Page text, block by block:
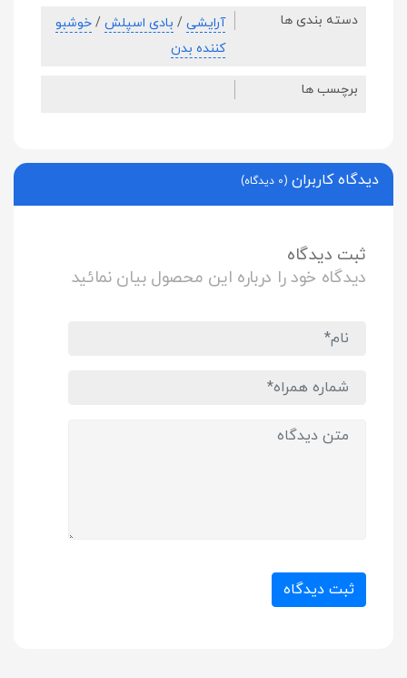
دسته بندی ها آرایشی / بادی اسپلش / خوشبو
کننده بدن
برچسب ها
دیدگاه کاربران (0 دیدگاه)
ثبت دیدگاه
دیدگاه خود را درباره این محصول بیان نمائید
ثبت دیدگاه